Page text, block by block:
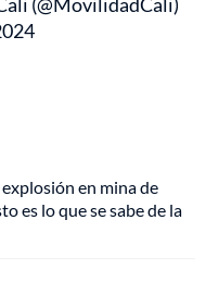
en mina de
es lo que se sabe de la